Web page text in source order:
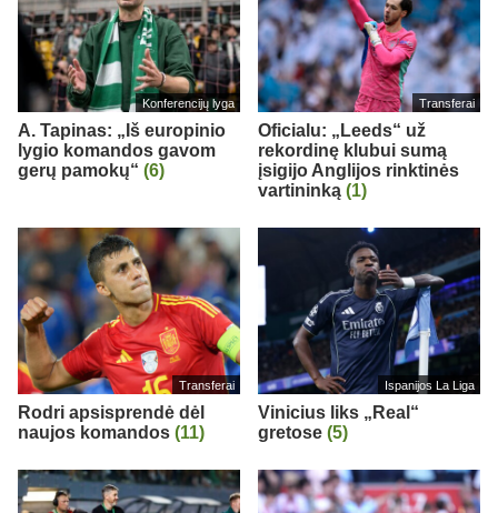
Konferencijų lyga
A. Tapinas: „Iš europinio
lygio komandos gavom
gerų pamokų“ (6)
Transferai
Oficialu: „Leeds“ už
rekordinę klubui sumą
įsigijo Anglijos rinktinės
vartininką (1)
Transferai
Rodri apsisprendė dėl
naujos komandos (11)
Ispanijos La Liga
Vinicius liks „Real“
gretose (5)